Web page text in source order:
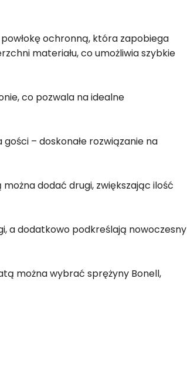
2024
ochronną, która zapobiega
materiału, co umożliwia szybkie
co pozwala na idealne
– doskonałe rozwiązanie na
dodać drugi, zwiększając ilość
a dodatkowo podkreślają nowoczesny
można wybrać sprężyny Bonell,